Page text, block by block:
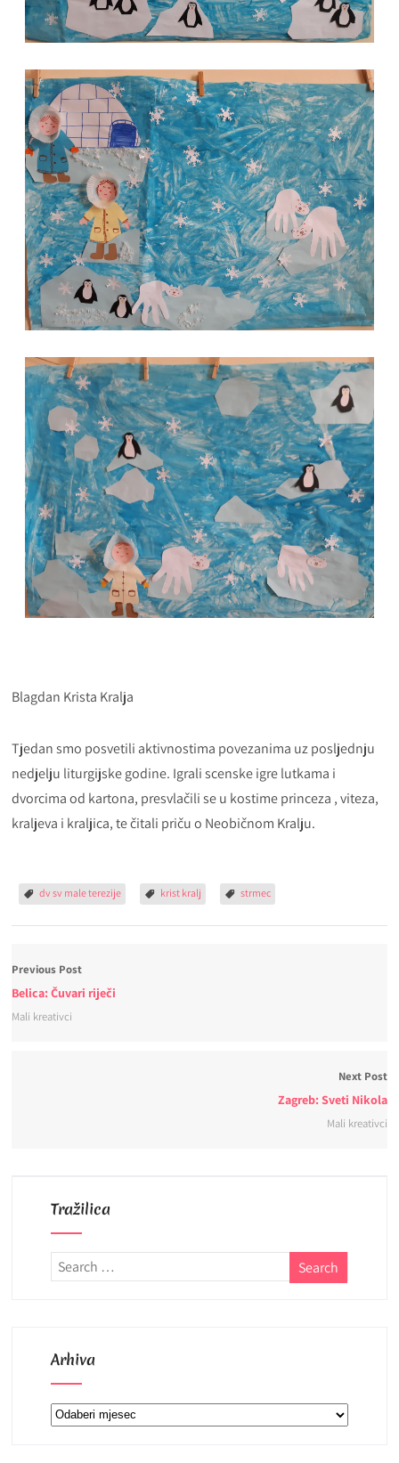
Blagdan Krista Kralja
Tjedan smo posvetili aktivnostima povezanima uz posljednju
nedjelju liturgijske godine. Igrali scenske igre lutkama i
dvorcima od kartona, presvlačili se u kostime princeza , viteza,
kraljeva i kraljica, te čitali priču o Neobičnom Kralju.
dv sv male terezije krist kralj strmec
Previous Post
Belica: Čuvari riječi
Mali kreativci
Next Post
Zagreb: Sveti Nikola
Mali kreativci
Tražilica
Arhiva
Arhiva